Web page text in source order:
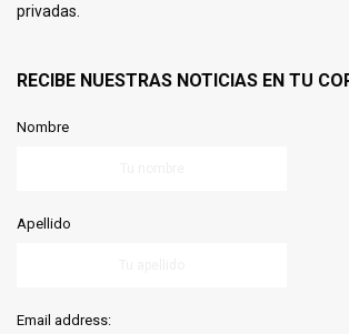
privadas.
RECIBE NUESTRAS NOTICIAS EN TU
Nombre
Apellido
Email address: